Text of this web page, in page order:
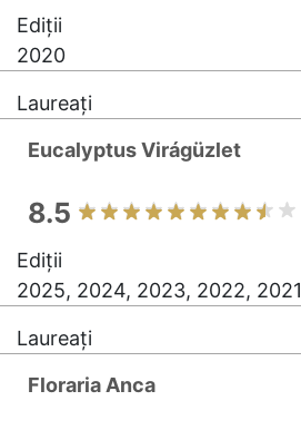
Ediții
2020
Laureați
Eucalyptus Virágüzlet
8.5
Ediții
2025, 2024, 2023, 2022, 2021
Laureați
Floraria Anca